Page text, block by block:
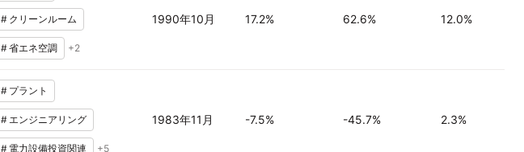
# クリーンルーム
#省エネ空調 +2
1990年10月 17.2% 62.6% 12.0%
# プラント
# エンジニアリング
# 電力設備投資関連 +5
1983年11月 -7.5% -45.7% 2.3%